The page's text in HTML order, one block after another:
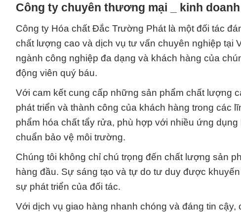
Công ty chuyên thương mại _ kinh
Công ty Hóa chất Đắc Trường Phát là một đối tác
chất lượng cao và dịch vụ tư vấn chuyên nghiệp tại
ngành công nghiệp đa dạng và khách hàng của
động viên quý báu.
Với cam kết cung cấp những sản phẩm chất lượng
phát triển và thành công của khách hàng trong các
phẩm hóa chất tẩy rửa, phù hợp với nhiều ứng
chuẩn bảo vệ môi trường.
Chúng tôi không chỉ chú trọng đến chất lượng sản
hàng đầu. Sự sáng tạo và tự do tư duy được
sự phát triển của đối tác.
Với dịch vụ giao hàng nhanh chóng và đáng tin